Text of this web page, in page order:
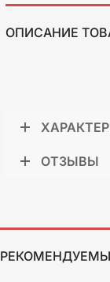
ОПИСАНИЕ
ОТЗЫВЫ